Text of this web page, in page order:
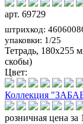
арт. 69729
штрихкод:
упаковки: 1/25
Тетрадь, 180х255
скобы)
Цвет:
Коллекция
розничная цена за